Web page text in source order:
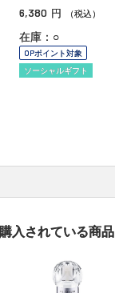
6,380 円 （税込）
在庫：○
OPポイント対象
ソーシャルギフト
購入されている商品